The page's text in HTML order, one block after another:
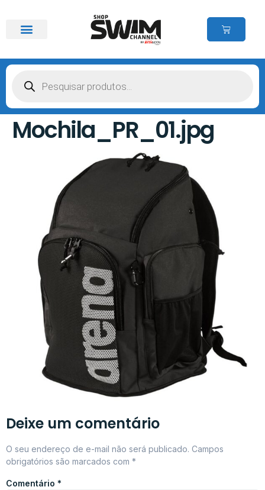
Mochila_PR_01.jpg
Deixe um comentário
O seu endereço de e-mail não será publicado. Campos
obrigatórios são marcados com *
Comentário *